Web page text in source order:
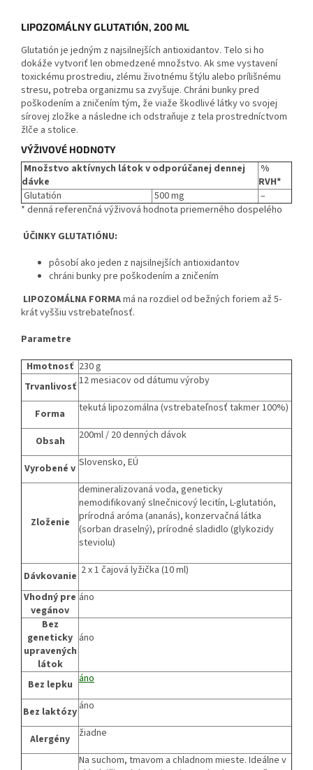
LIPOZOMÁLNY GLUTATIÓN, 200 ML
Glutatión je jedným z najsilnejších antioxidantov. Telo si ho
dokáže vytvoriť len obmedzené množstvo. Ak sme vystavení
toxickému prostrediu, zlému životnému štýlu alebo prílišnému
stresu, potreba organizmu sa zvyšuje. Chráni bunky pred
poškodením a zničením tým, že viaže škodlivé látky vo svojej
sírovej zložke a následne ich odstraňuje z tela prostredníctvom
žlče a stolice.
VÝŽIVOVÉ HODNOTY
Množstvo aktívnych látok v odporúčanej dennej
dávke
%
RVH*
Glutatión
500 mg
–
* denná referenčná výživová hodnota priemerného dospelého
ÚČINKY GLUTATIÓNU:
pôsobí ako jeden z najsilnejších antioxidantov
chráni bunky pre poškodením a zničením
LIPOZOMÁLNA FORMAmá na rozdiel od bežných foriem až 5-
krát vyššiu vstrebateľnosť.
Parametre
Hmotnosť 230 g
Trvanlivosť 12 mesiacov od dátumu výroby
Forma tekutá lipozomálna (vstrebateľnosť takmer 100%)
Obsah 200ml / 20 denných dávok
Vyrobené v Slovensko, EÚ
Zloženie
demineralizovaná voda, geneticky
nemodifikovaný slnečnicový lecitín, L-glutatión,
prírodná aróma (ananás), konzervačná látka
(sorban draselný), prírodné sladidlo (glykozidy
steviolu)
Dávkovanie 2 x 1 čajová lyžička (10 ml)
Vhodný pre
vegánov
áno
Bez
geneticky
upravených
látok
áno
Bez lepku áno
Bez laktózy áno
Alergény
žiadne
Na suchom, tmavom a chladnom mieste. Ideálne v